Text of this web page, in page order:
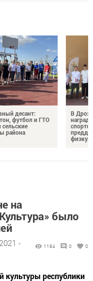
десант:
футбол и ГТО
сельские
района
В
на
было
-
1184 0 0
культуры республики